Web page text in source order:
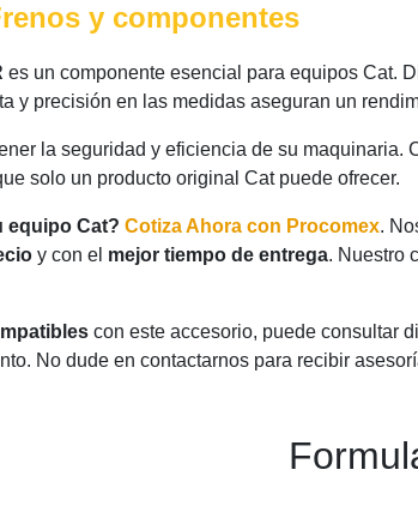
y componentes
es un componente esencial para equipos Cat.
y precisión en las medidas aseguran un
la seguridad y eficiencia de su
solo un producto original Cat puede ofrecer.
equipo Cat? Cotiza Ahora con Procomex.
y con el mejor tiempo de entrega. Nuestro
con este accesorio, puede consultar
No dude en contactarnos para recibir